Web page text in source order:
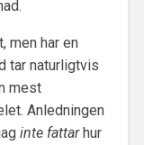
men har en
tar naturligtvis
mest
Anledningen
inte fattarhur